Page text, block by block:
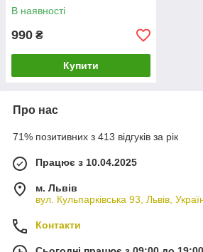
В наявності
990 ₴
Купити
Про нас
71% позитивних з 413 відгуків за рік
Працює з 10.04.2025
м. Львів
вул. Кульпарківська 93, Львів,
Контакти